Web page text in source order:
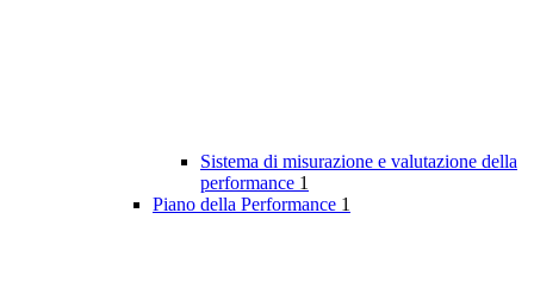
Sistema di misurazione e valutazione della
performance 1
Piano della Performance 1